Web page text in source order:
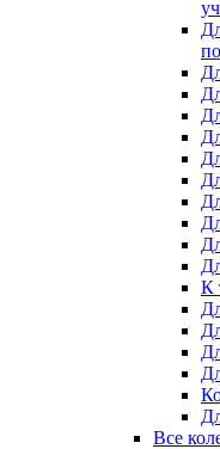
К
Все